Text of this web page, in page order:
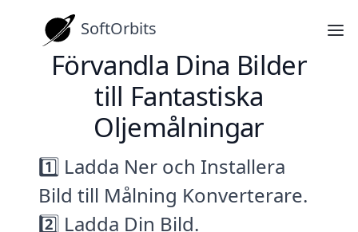
SoftOrbits
Förvandla Dina Bilder
till Fantastiska
Oljemålningar
1️⃣ Ladda Ner och Installera
Bild till Målning Konverterare.
2️⃣ Ladda Din Bild.